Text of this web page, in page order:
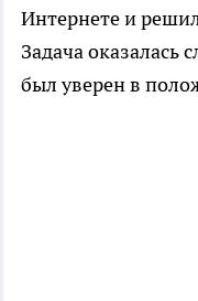
Интернете и
Задача оказалась
был уверен в